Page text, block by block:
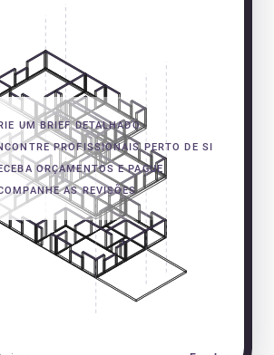
UM BRIEF DETALHADO
PROFISSIONAIS PERTO DE SI
ORÇAMENTOS E PAGUE
AS REVISÕES